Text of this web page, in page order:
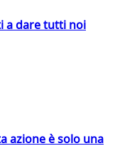
a dare tutti noi
azione è solo una